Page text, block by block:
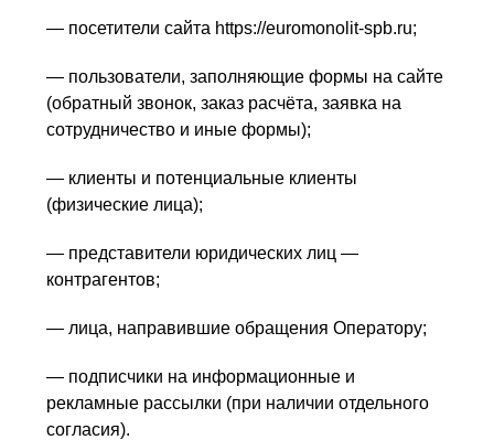
— посетители сайта https://euromonolit-spb.ru;
— пользователи, заполняющие формы на сайте
(обратный звонок, заказ расчёта, заявка на
сотрудничество и иные формы);
— клиенты и потенциальные клиенты
(физические лица);
— представители юридических лиц —
контрагентов;
— лица, направившие обращения Оператору;
— подписчики на информационные и
рекламные рассылки (при наличии отдельного
согласия).